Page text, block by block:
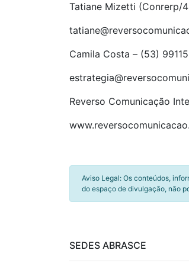
Tatiane Mizetti (Conrerp/
Camila Costa – (53)
Reverso Comunicação
Aviso Legal: Os conteúdos,
do espaço de divulgação, não
SEDES ABRASCE